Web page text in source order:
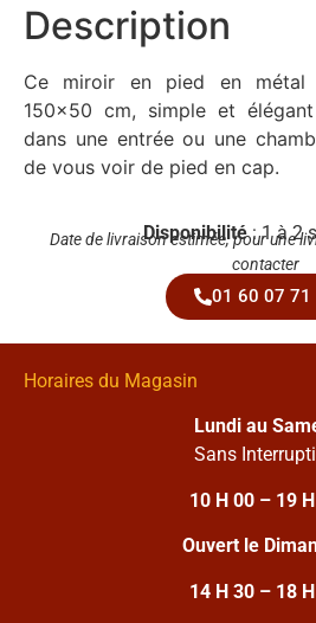
Description
Ce miroir en pied en métal
150×50 cm, simple et
dans une entrée ou une
de vous voir de pied en cap.
Disponibilité: 1 à 2
Date de livraison estimée, pour une
contacter
01 60 07 71
Horaires du Magasin
Lundi au
Sans
10 H 00 – 19
Ouvert le
14 H 30 – 18